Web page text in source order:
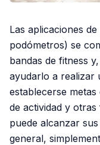
Las aplicaciones
podómetros) se
bandas de fitness
ayudarlo a realizar
establecerse
de actividad y
puede alcanzar
general,